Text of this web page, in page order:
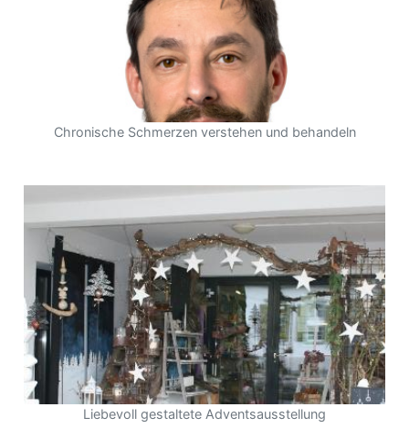
Chronische Schmerzen verstehen und behandeln
Liebevoll gestaltete Adventsausstellung